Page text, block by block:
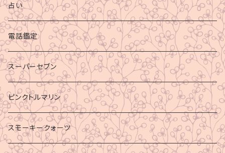
占い
電話鑑定
スーパーセブン
ピンクトルマリン
スモーキークォーツ